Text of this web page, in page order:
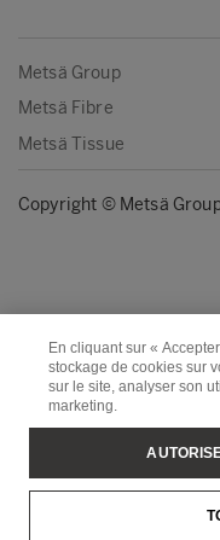
Metsä Group
Metsä Fibre
Metsä Tissue
Copyright © Metsä
En cliquant sur «
stockage de cookies sur
sur le site, analyser son
marketing.